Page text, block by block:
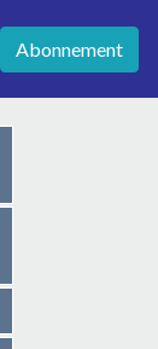
Abonnement